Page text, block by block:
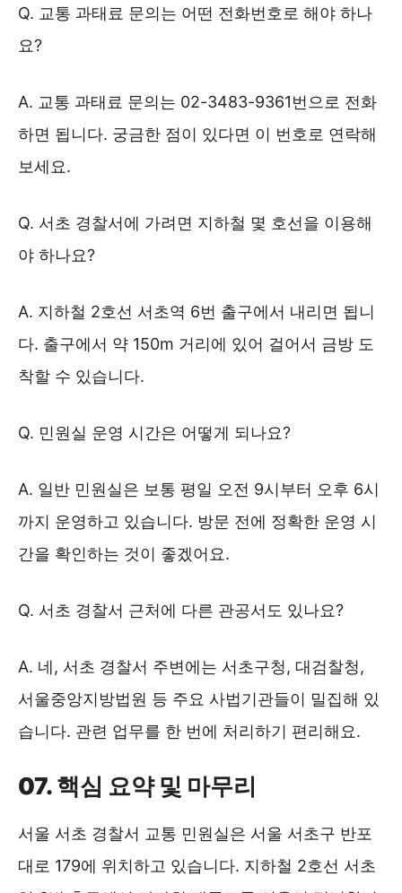
Q. 교통 과태료 문의는 어떤 전화번호로 해야 하나
요?
A. 교통 과태료 문의는 02-3483-9361번으로 전화
하면 됩니다. 궁금한 점이 있다면 이 번호로 연락해
보세요.
Q. 서초 경찰서에 가려면 지하철 몇 호선을 이용해
야 하나요?
A. 지하철 2호선 서초역 6번 출구에서 내리면 됩니
다. 출구에서 약 150m 거리에 있어 걸어서 금방 도
착할 수 있습니다.
Q. 민원실 운영 시간은 어떻게 되나요?
A. 일반 민원실은 보통 평일 오전 9시부터 오후 6시
까지 운영하고 있습니다. 방문 전에 정확한 운영 시
간을 확인하는 것이 좋겠어요.
Q. 서초 경찰서 근처에 다른 관공서도 있나요?
A. 네, 서초 경찰서 주변에는 서초구청, 대검찰청,
서울중앙지방법원 등 주요 사법기관들이 밀집해 있
습니다. 관련 업무를 한 번에 처리하기 편리해요.
07. 핵심 요약 및 마무리
서울 서초 경찰서 교통 민원실은 서울 서초구 반포
대로 179에 위치하고 있습니다. 지하철 2호선 서초